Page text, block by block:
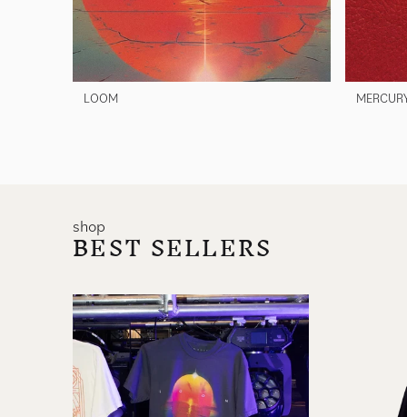
LOOM
shop
BEST SELLERS